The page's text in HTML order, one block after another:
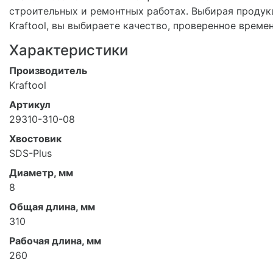
строительных и ремонтных работах. Выбирая
Kraftool, вы выбираете качество, проверенное
Характеристики
Производитель
Kraftool
Артикул
29310-310-08
Хвостовик
SDS-Plus
Диаметр, мм
8
Общая длина, мм
310
Рабочая длина, мм
260